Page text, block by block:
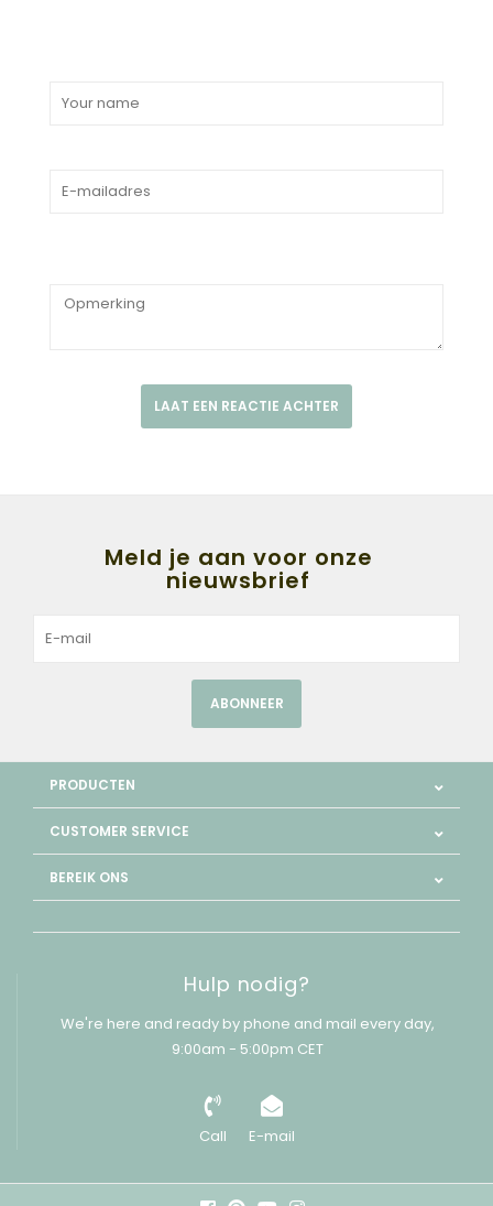
LAAT EEN REACTIE ACHTER
Meld je aan voor onze
nieuwsbrief
ABONNEER
PRODUCTEN
CUSTOMER SERVICE
BEREIK ONS
Hulp nodig?
We're here and ready by phone and mail every day,
9:00am - 5:00pm CET
Call E-mail